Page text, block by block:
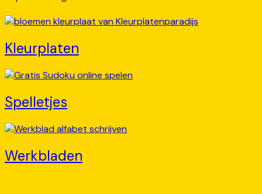
Kleurplaten
Spelletjes
Werkbladen